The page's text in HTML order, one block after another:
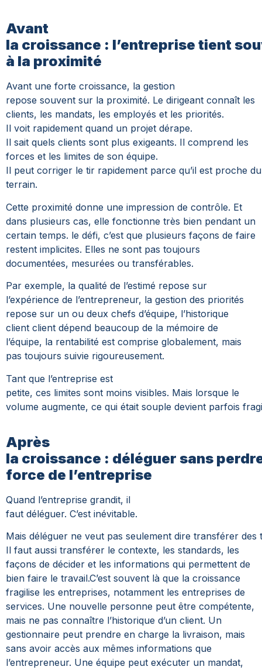
Avant
la croissance : l’entreprise tient
à la proximité
Avant une forte croissance, la gestion
repose souvent sur la proximité. Le dirigeant connaît les
clients, les mandats, les employés et les priorités.
Il voit rapidement quand un projet dérape.
Il sait quels clients sont plus exigeants. Il comprend les
forces et les limites de son équipe.
Il peut corriger le tir rapidement parce qu’il est proche du
terrain.
Cette proximité donne une impression de contrôle. Et
dans plusieurs cas, elle fonctionne très bien pendant un
certain temps. le défi, c’est que plusieurs façons de faire
restent implicites. Elles ne sont pas toujours
documentées, mesurées ou transférables.
Par exemple, la qualité de l’estimé repose sur
l’expérience de l’entrepreneur, la gestion des priorités
repose sur un ou deux chefs d’équipe, l’historique
client client dépend beaucoup de la mémoire de
l’équipe, la rentabilité est comprise globalement, mais
pas toujours suivie rigoureusement.
Tant que l’entreprise est
petite, ces limites sont moins visibles. Mais lorsque le
volume augmente, ce qui était souple devient parfois
Après
la croissance : déléguer sans
force de l’entreprise
Quand l’entreprise grandit, il
faut déléguer. C’est inévitable.
Mais déléguer ne veut pas seulement dire transférer des
Il faut aussi transférer le contexte, les standards, les
façons de décider et les informations qui permettent de
bien faire le travail.C’est souvent là que la croissance
fragilise les entreprises, notamment les entreprises de
services. Une nouvelle personne peut être compétente,
mais ne pas connaître l’historique d’un client. Un
gestionnaire peut prendre en charge la livraison, mais
sans avoir accès aux mêmes informations que
l’entrepreneur. Une équipe peut exécuter un mandat,